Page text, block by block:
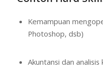
Kemampuan
Photoshop, dsb)
Akuntansi dan analisis